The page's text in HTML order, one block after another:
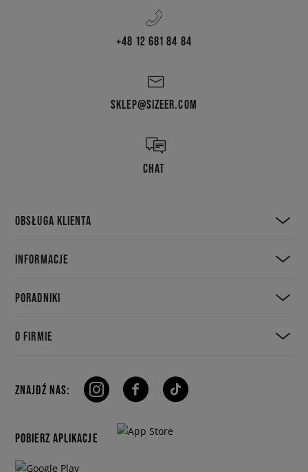
+48 12 681 84 84
SKLEP@SIZEER.COM
CHAT
OBSŁUGA KLIENTA
INFORMACJE
PORADNIKI
O FIRMIE
ZNAJDŹ NAS:
POBIERZ APLIKACJE